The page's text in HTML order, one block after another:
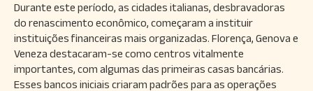
Durante este período, as cidades italianas, desbravadoras
do renascimento econômico, começaram a instituir
instituições financeiras mais organizadas. Florença, Genova e
Veneza destacaram-se como centros vitalmente
importantes, com algumas das primeiras casas bancárias.
Esses bancos iniciais criaram padrões para as operações